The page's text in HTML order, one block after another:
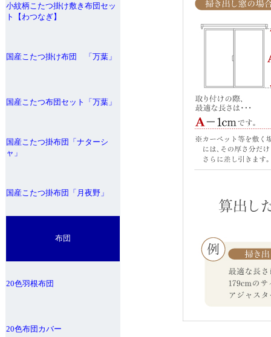
小紋柄こたつ掛け敷き布団セッ
ト【わつなぎ】
国産こたつ掛け布団 「万葉」
国産こたつ布団セット「万葉」
国産こたつ掛布団「ナターシ
ャ」
国産こたつ掛布団「月夜野」
布団
20色羽根布団
20色布団カバー